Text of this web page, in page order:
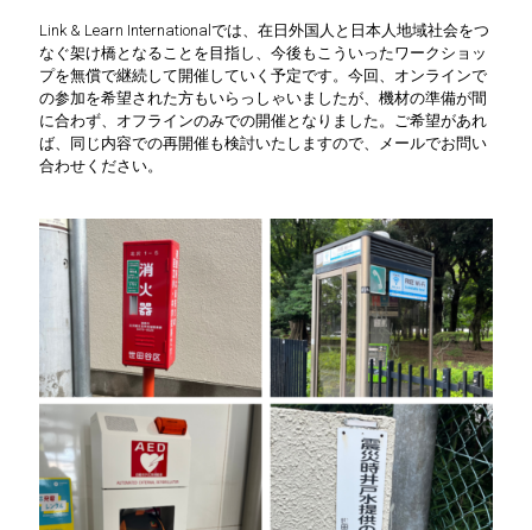
Link & Learn Internationalでは、在日外国人と日本人地域社会をつ
なぐ架け橋となることを目指し、今後もこういったワークショッ
プを無償で継続して開催していく予定です。今回、オンラインで
の参加を希望された方もいらっしゃいましたが、機材の準備が間
に合わず、オフラインのみでの開催となりました。ご希望があれ
ば、同じ内容での再開催も検討いたしますので、メールでお問い
合わせください。